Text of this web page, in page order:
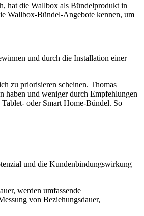
hat die Wallbox als Bündelprodukt in
Wallbox-Bündel-Angebote kennen, um
und durch die Installation einer
zu priorisieren scheinen. Thomas
haben und weniger durch Empfehlungen
oder Smart Home-Bündel. So
und die Kundenbindungswirkung
werden umfassende
von Beziehungsdauer,